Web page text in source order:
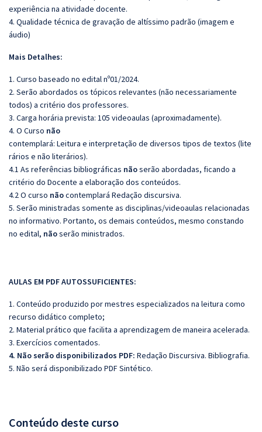
experiência na atividade docente.
4. Qualidade técnica de gravação de altíssimo padrão (imagem e
áudio)
Mais Detalhes:
1. Curso baseado no edital nº01/2024.
2. Serão abordados os tópicos relevantes (não necessariamente
todos) a critério dos professores.
3. Carga horária prevista: 105 videoaulas (aproximadamente).
4. O Curso não
contemplará: Leitura e interpretação de diversos tipos de textos (lite
rários e não literários).
4.1 As referências bibliográficas nãoserão abordadas, ficando a
critério do Docente a elaboração dos conteúdos.
4.2 O curso nãocontemplará Redação discursiva.
5. Serão ministradas somente as disciplinas/videoaulas relacionadas
no informativo. Portanto, os demais conteúdos, mesmo constando
no edital, nãoserão ministrados.
AULAS EM PDF AUTOSSUFICIENTES:
1. Conteúdo produzido por mestres especializados na leitura como
recurso didático completo;
2. Material prático que facilita a aprendizagem de maneira acelerada.
3. Exercícios comentados.
4. Não serão disponibilizados PDF: Redação Discursiva. Bibliografia.
5. Não será disponibilizado PDF Sintético.
Conteúdo deste curso